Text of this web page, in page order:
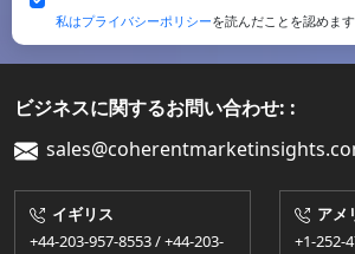
私はプライバシーポリシーを読んだことを認めます
ビジネスに関するお問い合わせ: :
イギリス
+44-203-957-8553 / +44-203-
アメ
+1-252-